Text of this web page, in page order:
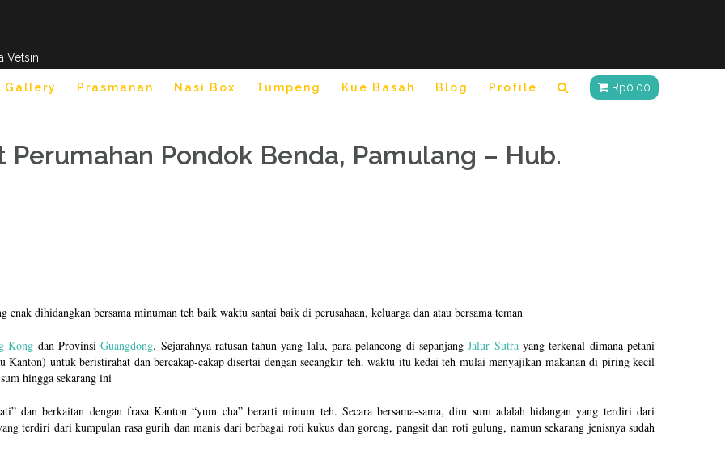
Vetsin
Gallery Prasmanan Nasi Box Tumpeng Kue Basah Blog Profile Rp0.00
Pondok Benda, Pamulang – Hub.
dihidangkan bersama minuman teh baik waktu santai baik di perusahaan, keluarga dan atau bersama teman
Kong dan ProvinsiGuangdong. Sejarahnya ratusan tahun yang lalu, para pelancong di sepanjangJalur Sutrayang terkenal dimana petani
Kanton) untuk beristirahat dan bercakap-cakap disertai dengan secangkir teh. waktu itu kedai teh mulai menyajikan makanan di piring kecil
hingga sekarang ini
dan berkaitan dengan frasa Kanton “yum cha” berarti minum teh. Secara bersama-sama, dim sum adalah hidangan yang terdiri dari
terdiri dari kumpulan rasa gurih dan manis dari berbagai roti kukus dan goreng, pangsit dan roti gulung, namun sekarang jenisnya sudah